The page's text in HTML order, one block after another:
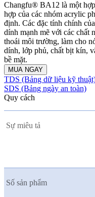
Changfu® BA12 là một
hợp của các nhóm acrylic
định. Các đặc tính chính
dính mạnh mẽ với các chất
thoái môi trường, làm cho
dính, lớp phủ, chất bịt kín,
bề mặt.
MUA NGAY
TDS (Bảng dữ liệu kỹ
SDS (Bảng ngày an toàn)
Quy cách
Sự miêu tả
Số sản phẩm